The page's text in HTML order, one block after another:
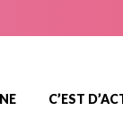
C’EST